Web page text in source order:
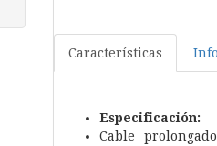
Características
Especificación:
Cable